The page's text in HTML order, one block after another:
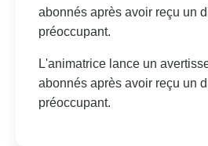
abonnés après avoir reçu un
préoccupant.
L'animatrice lance un
abonnés après avoir reçu un
préoccupant.